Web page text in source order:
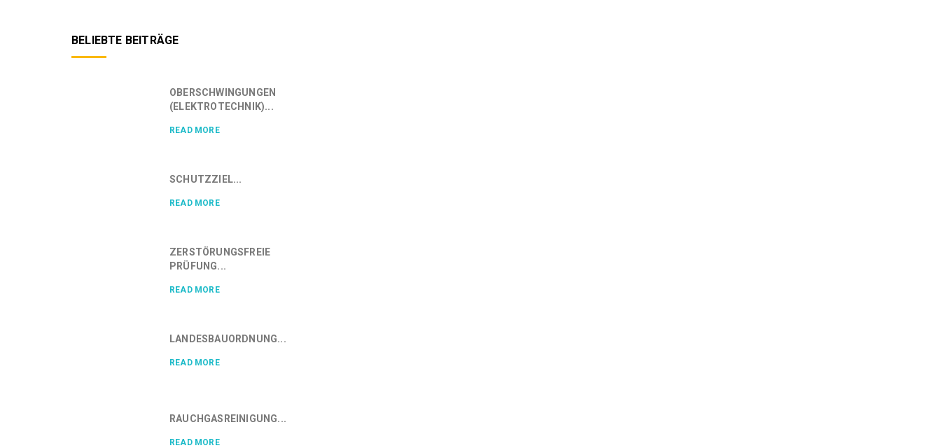
BELIEBTE BEITRÄGE
OBERSCHWINGUNGEN
(ELEKTROTECHNIK)...
READ MORE
SCHUTZZIEL...
READ MORE
ZERSTÖRUNGSFREIE
PRÜFUNG...
READ MORE
LANDESBAUORDNUNG...
READ MORE
RAUCHGASREINIGUNG...
READ MORE